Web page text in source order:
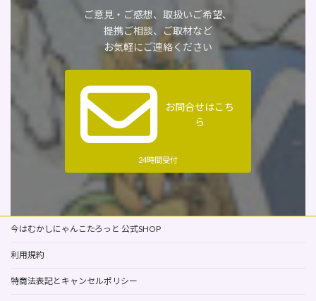
ご意見・ご感想、取扱いご希望、
提携ご相談、ご取材など
お気軽にご連絡ください
お問合せはこち
ら
24時間受付
今はむかしにゃんこたろっと 公式SHOP
利用規約
特商法表記とキャンセルポリシー